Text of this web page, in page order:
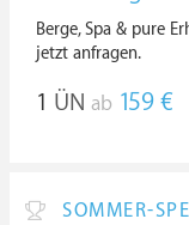
Berge, Spa & pure
jetzt anfragen.
1 ÜN ab 159 €
SOMMER-